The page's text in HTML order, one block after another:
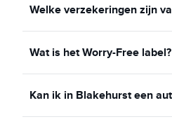
Welke verzekeringen zijn
Wat is het Worry-Free label?
Kan ik in Blakehurst een